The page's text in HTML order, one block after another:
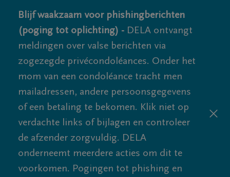
Blijf waakzaam voor phishingberichten
(poging tot oplichting) - DELA ontvangt
meldingen over valse berichten via
zogezegde privécondoléances. Onder het
mom van een condoléance tracht men
mailadressen, andere persoonsgegevens
of een betaling te bekomen. Klik niet op
verdachte links of bijlagen en controleer
de afzender zorgvuldig. DELA
onderneemt meerdere acties om dit te
voorkomen. Pogingen tot phishing en